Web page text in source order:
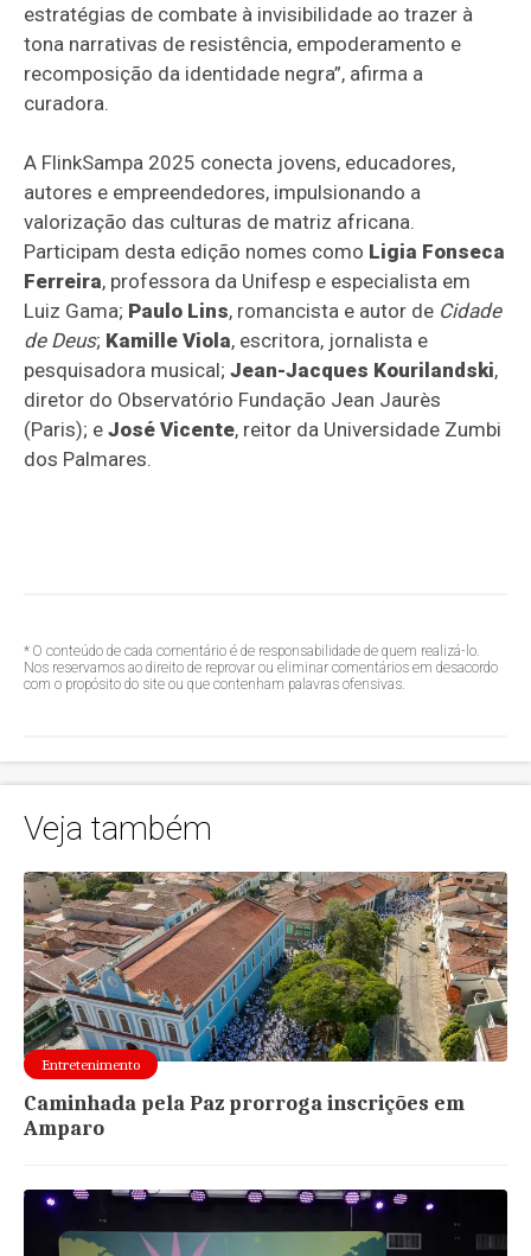
estratégias de combate à invisibilidade ao trazer à
tona narrativas de resistência, empoderamento e
recomposição da identidade negra”, afirma a
curadora.
A FlinkSampa 2025 conecta jovens, educadores,
autores e empreendedores, impulsionando a
valorização das culturas de matriz africana.
Participam desta edição nomes como Ligia Fonseca
Ferreira, professora da Unifesp e especialista em
Luiz Gama; Paulo Lins, romancista e autor de Cidade
de Deus; Kamille Viola, escritora, jornalista e
pesquisadora musical;Jean-Jacques Kourilandski,
diretor do Observatório Fundação Jean Jaurès
(Paris); eJosé Vicente, reitor da Universidade Zumbi
dos Palmares.
* O conteúdo de cada comentário é de responsabilidade de quem realizá-lo.
Nos reservamos ao direito de reprovar ou eliminar comentários em desacordo
com o propósito do site ou que contenham palavras ofensivas.
Veja também
Entretenimento
Caminhada pela Paz prorroga inscrições em
Amparo